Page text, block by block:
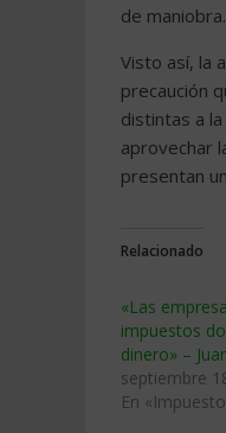
de maniobra.
Visto así, la
precaución
distintas a
aprovechar
presentan
Relacionado
«Las
impuestos
dinero» –
septiembre
En